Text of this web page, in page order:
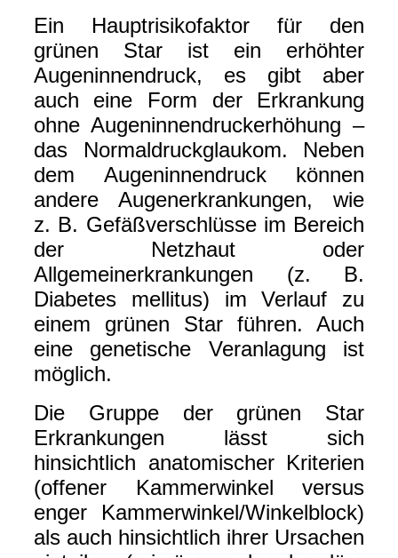
Ein Hauptrisikofaktor für den
grünen Star ist ein erhöhter
Augeninnendruck, es gibt aber
auch eine Form der Erkrankung
ohne Augeninnendruckerhöhung –
das Normaldruckglaukom. Neben
dem Augeninnendruck können
andere Augenerkrankungen, wie
z. B. Gefäßverschlüsse im Bereich
der Netzhaut oder
Allgemeinerkrankungen (z. B.
Diabetes mellitus) im Verlauf zu
einem grünen Star führen. Auch
eine genetische Veranlagung ist
möglich.
Die Gruppe der grünen Star
Erkrankungen lässt sich
hinsichtlich anatomischer Kriterien
(offener Kammerwinkel versus
enger Kammerwinkel/Winkelblock)
als auch hinsichtlich ihrer Ursachen